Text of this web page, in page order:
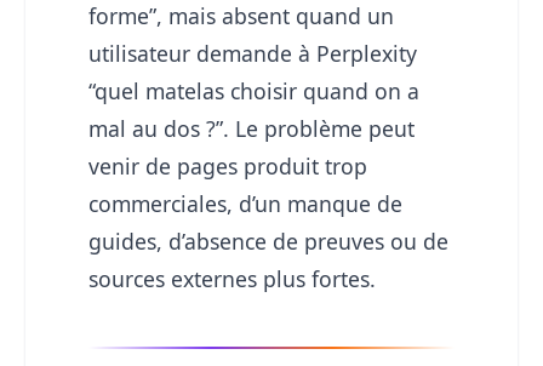
forme”, mais absent quand un
utilisateur demande à Perplexity
“quel matelas choisir quand on a
mal au dos ?”. Le problème peut
venir de pages produit trop
commerciales, d’un manque de
guides, d’absence de preuves ou de
sources externes plus fortes.